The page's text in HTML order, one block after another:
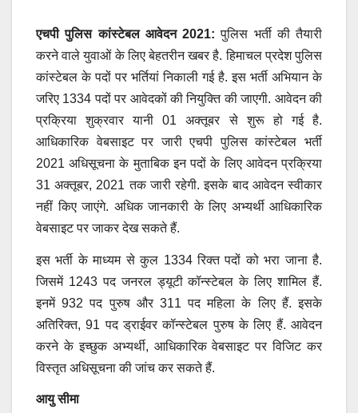
एचपी पुलिस कांस्टेबल आवेदन 2021: पुलिस भर्ती की तैयारी
करने वाले युवाओं के लिए बेहतरीन खबर है. हिमाचल प्रदेश पुलिस
कांस्टेबल के पदों पर भर्तियां निकाली गई है. इस भर्ती अभियान के
जरिए 1334 पदों पर आवेदकों की नियुक्ति की जाएगी. आवेदन की
प्रक्रिया शुक्रवार यानी 01 अक्तूबर से शुरू हो गई है.
आधिकारिक वेबसाइट पर जारी एचपी पुलिस कांस्टेबल भर्ती
2021 अधिसूचना के मुताबिक इन पदों के लिए आवेदन प्रक्रिया
31 अक्तूबर, 2021 तक जारी रहेगी. इसके बाद आवेदन स्वीकार
नहीं किए जाएंगे. अधिक जानकारी के लिए अभ्यर्थी आधिकारिक
वेबसाइट पर जाकर देख सकते हैं.
इस भर्ती के माध्यम से कुल 1334 रिक्त पदों को भरा जाना है.
जिसमें 1243 पद जनरल ड्यूटी कॉन्स्टेबल के लिए शामिल हैं.
इनमें 932 पद पुरुष और 311 पद महिला के लिए हैं. इसके
अतिरिक्त, 91 पद ड्राईवर कॉन्स्टेबल पुरुष के लिए हैं. आवेदन
करने के इच्छुक अभ्यर्थी, आधिकारिक वेबसाइट पर विजिट कर
विस्तृत अधिसूचना की जांच कर सकते हैं.
आयु सीमा